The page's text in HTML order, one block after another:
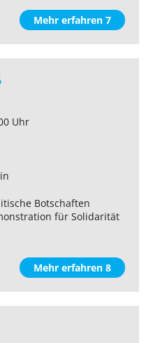
Mehr erfahren 7
Uhr
Botschaften
für Solidarität
Mehr erfahren 8